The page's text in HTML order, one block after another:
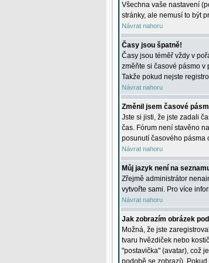
Všechna vaše nastavení
stránky, ale nemusí to být
Návrat nahoru
Časy jsou špatně!
Časy jsou téměř vždy v
změňte si časové pásmo
Takže pokud nejste
Návrat nahoru
Změnil jsem časové
Jste si jisti, že jste zadali
čas. Fórum není stavěno
posunutí časového pásma
Návrat nahoru
Můj jazyk není na
Zřejmě administrátor
vytvořte sami. Pro více
Návrat nahoru
Jak zobrazím obrázek
Možná, že jste
tvaru hvězdiček nebo
"postavička" (avatar), což
podobě se zobrazí).